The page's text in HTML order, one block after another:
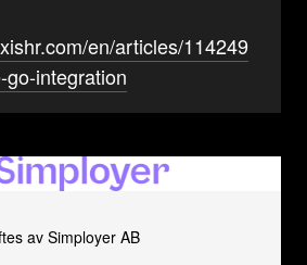
en/articles/114249
integration
av Simployer AB